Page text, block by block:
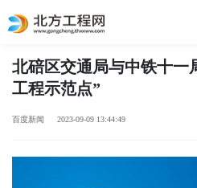
北碚区交通局与中铁十一
工程示范点”
百度新闻 2023-09-09 13:44:49